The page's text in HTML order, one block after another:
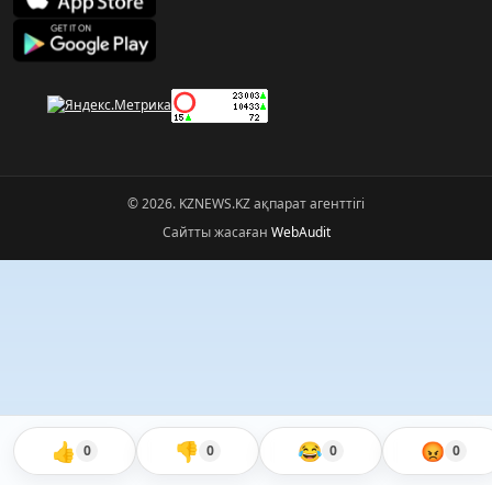
👍 0 👎 0 😂 0 😡 0
© 2026. KZNEWS.KZ ақпарат агенттігі
Сайтты жасаған WebAudit